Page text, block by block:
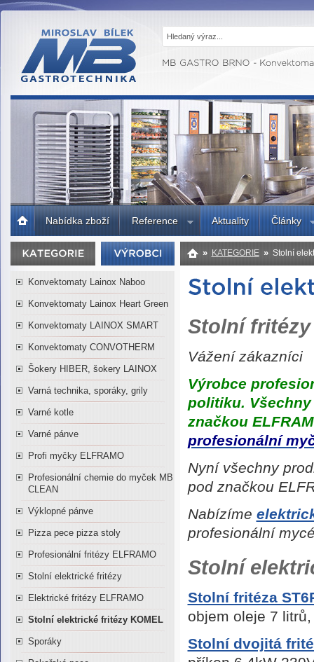
MB GASTRO
BRNO -
Gastrotechnika,
profesionální
kuchyně
strana
Nabídka zboží Reference Aktuality Články
Konvektomaty Lainox Naboo
Konvektomaty Lainox Heart Green
Konvektomaty LAINOX SMART
Konvektomaty CONVOTHERM
Šokery HIBER, šokery LAINOX
Varná technika, sporáky, grily
Varné kotle
Varné pánve
Profi myčky ELFRAMO
Profesionální chemie do myček MB
CLEAN
Výklopné pánve
Pizza pece pizza stoly
Profesionální fritézy ELFRAMO
Stolní elektrické fritézy
Elektrické fritézy ELFRAMO
Stolní elektrické fritézy KOMEL
Sporáky
» KATEGORIE » Stolní
Stolní fritézy
Vážení zákazníci
Výrobce
politiku.
značkou
profesionální
Nyní všechny
pod značkou
Nabízíme
profesionální
Stolní
Stolní fritéza
objem oleje 7
Stolní dvojitá